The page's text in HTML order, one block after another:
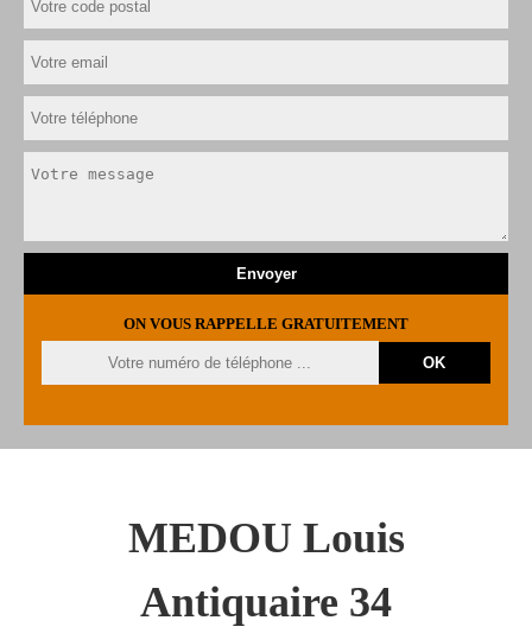
ON VOUS RAPPELLE GRATUITEMENT
MEDOU Louis
Antiquaire 34